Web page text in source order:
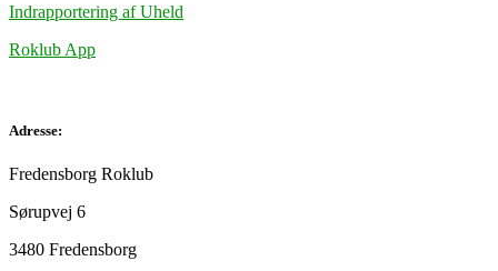
Indrapportering af Uheld
Roklub App
Adresse:
Fredensborg Roklub
Sørupvej 6
3480 Fredensborg